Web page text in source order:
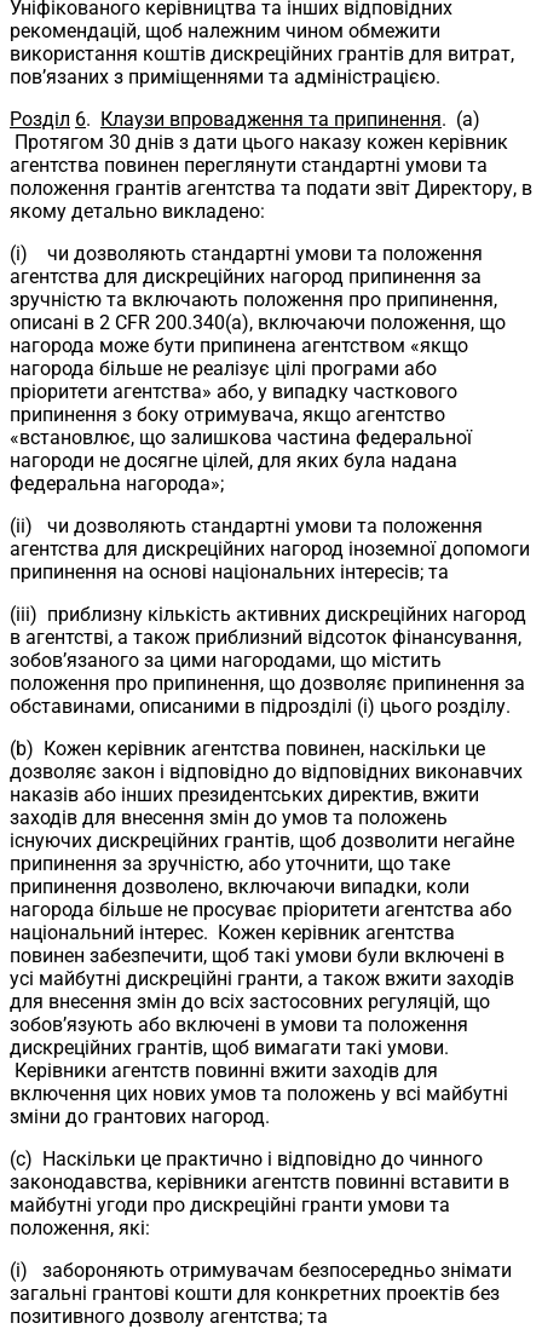
Уніфікованого керівництва та інших відповідних
рекомендацій, щоб належним чином обмежити
використання коштів дискреційних грантів для витрат,
пов’язаних з приміщеннями та адміністрацією.
Розділ 6. Клаузи впровадження та припинення. (a)
Протягом 30 днів з дати цього наказу кожен керівник
агентства повинен переглянути стандартні умови та
положення грантів агентства та подати звіт Директору, в
якому детально викладено:
(i) чи дозволяють стандартні умови та положення
агентства для дискреційних нагород припинення за
зручністю та включають положення про припинення,
описані в 2 CFR 200.340(a), включаючи положення, що
нагорода може бути припинена агентством «якщо
нагорода більше не реалізує цілі програми або
пріоритети агентства» або, у випадку часткового
припинення з боку отримувача, якщо агентство
«встановлює, що залишкова частина федеральної
нагороди не досягне цілей, для яких була надана
федеральна нагорода»;
(ii) чи дозволяють стандартні умови та положення
агентства для дискреційних нагород іноземної допомоги
припинення на основі національних інтересів; та
(iii) приблизну кількість активних дискреційних нагород
в агентстві, а також приблизний відсоток фінансування,
зобов’язаного за цими нагородами, що містить
положення про припинення, що дозволяє припинення за
обставинами, описаними в підрозділі (i) цього розділу.
(b) Кожен керівник агентства повинен, наскільки це
дозволяє закон і відповідно до відповідних виконавчих
наказів або інших президентських директив, вжити
заходів для внесення змін до умов та положень
існуючих дискреційних грантів, щоб дозволити негайне
припинення за зручністю, або уточнити, що таке
припинення дозволено, включаючи випадки, коли
нагорода більше не просуває пріоритети агентства або
національний інтерес. Кожен керівник агентства
повинен забезпечити, щоб такі умови були включені в
усі майбутні дискреційні гранти, а також вжити заходів
для внесення змін до всіх застосовних регуляцій, що
зобов’язують або включені в умови та положення
дискреційних грантів, щоб вимагати такі умови.
Керівники агентств повинні вжити заходів для
включення цих нових умов та положень у всі майбутні
зміни до грантових нагород.
(c) Наскільки це практично і відповідно до чинного
законодавства, керівники агентств повинні вставити в
майбутні угоди про дискреційні гранти умови та
положення, які:
(i) забороняють отримувачам безпосередньо знімати
загальні грантові кошти для конкретних проектів без
позитивного дозволу агентства; та